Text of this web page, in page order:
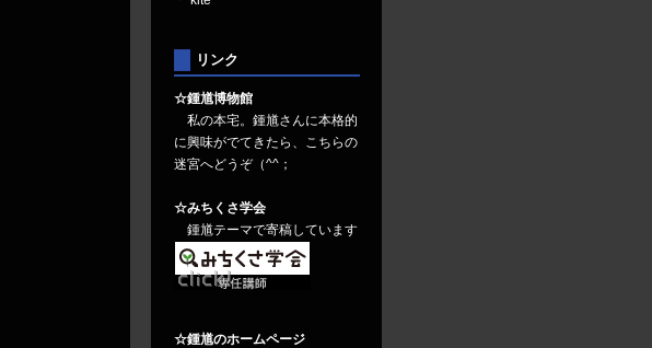
リンク
☆鍾馗博物館
私の本宅。鍾馗さんに本格的
に興味がでてきたら、こちらの
迷宮へどうぞ（^^；
☆みちくさ学会
鍾馗テーマで寄稿しています
☆鍾馗のホームページ